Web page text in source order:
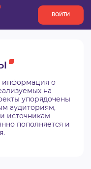
ВОЙТИ
информация о
на
упорядочены
аудиториям,
источникам
пополняется и